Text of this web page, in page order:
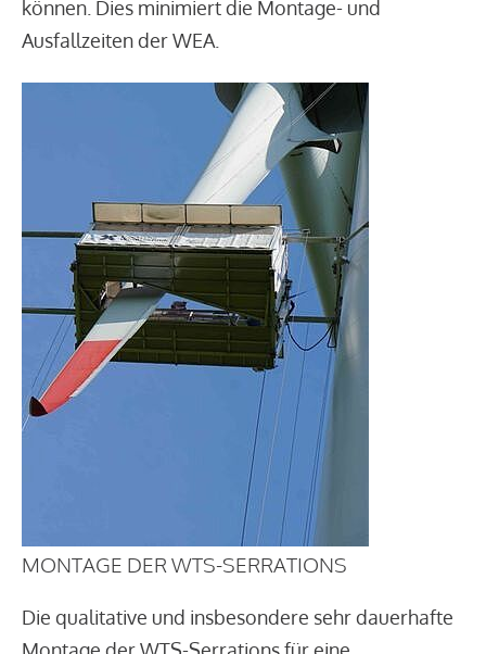
können. Dies minimiert die Montage- und
Ausfallzeiten der WEA.
MONTAGE DER WTS-SERRATIONS
Die qualitative und insbesondere sehr dauerhafte
Montage der WTS-Serrations für eine